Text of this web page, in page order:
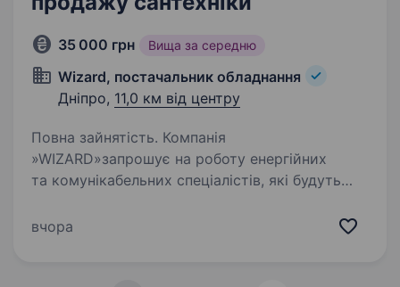
35 000 грн Вища за середню
Wizard, постачальник обладнання
Дніпро, 11,0 км від центру
Повна зайнятість. Компанія
»WIZARD»запрошує на роботу енергійних
та комунікабельних спеціалістів, які будуть
на території гіпермаркету «Епіцентр».
вчора